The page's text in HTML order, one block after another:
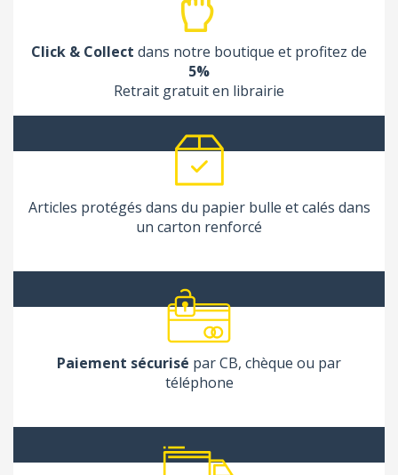
Click & Collect dans notre boutique et profitez de
5%
Retrait gratuit en librairie
Articles protégés dans du papier bulle et calés dans
un carton renforcé
Paiement sécurisé par CB, chèque ou par
téléphone